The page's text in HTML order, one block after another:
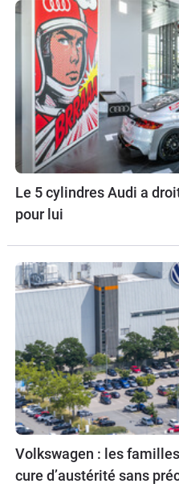
Le 5 cylindres Audi a
pour lui
Volkswagen : les
cure d’austérité sans